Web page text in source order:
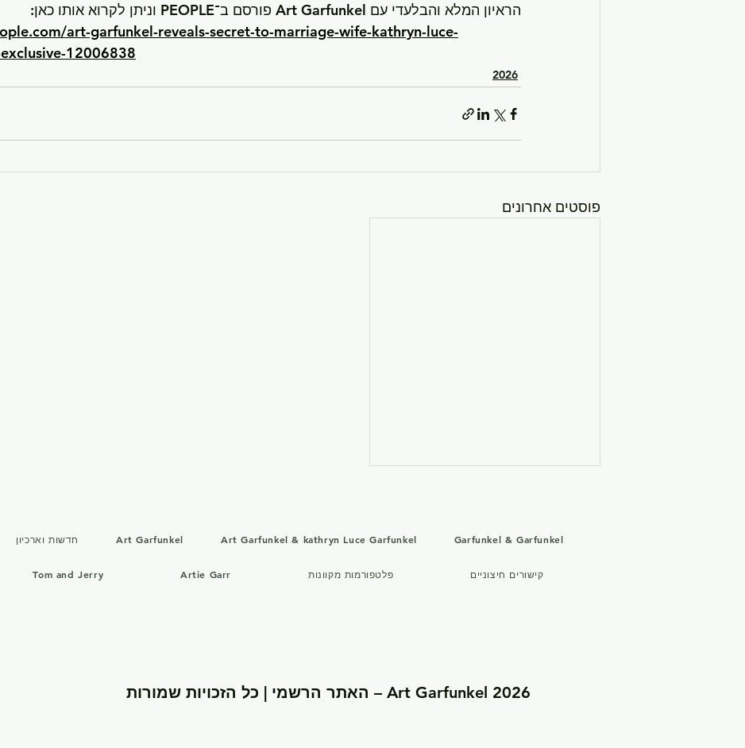
הראיון המלא והבלעדי עם Art Garfunkel פורסם ב־PEOPLE וניתן לקרוא אותו כאן:
art-garfunkel-reveals-secret-to-marriage-wife-kathryn-luce-
12006838
2026
פוסטים אחרונים
חדשות וארכיון Art Garfunkel Art Garfunkel & kathryn Luce Garfunkel Garfunkel & Garfunkel
Tom and Jerry Artie Garr פלטפורמות מקוונות קישורים חיצוניים
2026 Art Garfunkel – האתר הרשמי | כל הזכויות שמורות